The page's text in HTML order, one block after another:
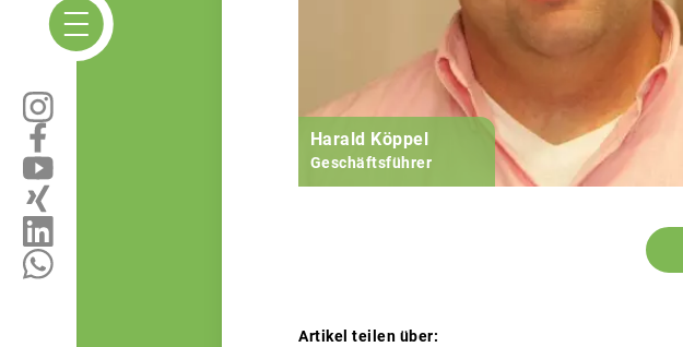
Harald Köppel
Geschäftsführer
Artikel teilen über: